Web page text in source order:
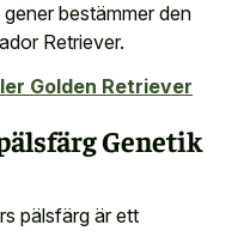
bestämmer den
Retriever.
Golden Retriever
Genetik
pälsfärg är ett